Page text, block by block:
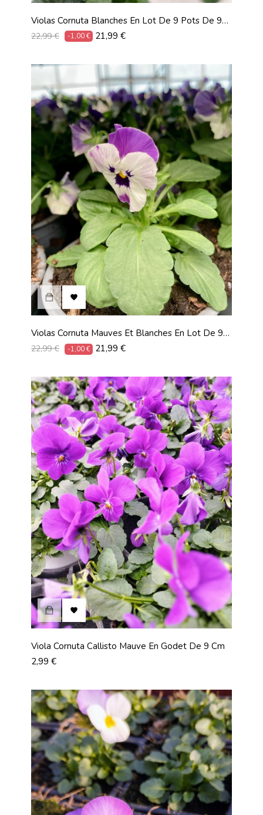
Violas Cornuta Blanches En Lot De 9 Pots De 9
Cm
Prix
22,99 € -1,00 € Prix
21,99 €

Violas Cornuta Mauves Et Blanches En Lot De 9
Pots De 9 Cm
Prix
22,99 € -1,00 € Prix
21,99 €

Viola Cornuta Callisto Mauve En Godet De 9 Cm
Prix
2,99 €